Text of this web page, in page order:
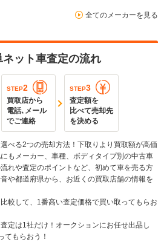
全てのメーカーを見る
ット車査定の流れ
STEP2
買取店から
電話､メール
でご連絡
STEP3
査定額を
比べて売却先
を決める
べる2つの売却方法！下取りより買取額が高価
もメーカー、車種、ボディタイプ別の中古車
れや査定のポイントなど、初めて車を売る方
や都道府県から、お近くの買取店舗の情報を
較して、1番高い査定価格で買い取ってもらお
定は1社だけ！オークションにお任せ出品し
てもらおう！